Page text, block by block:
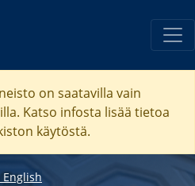
on saatavilla vain
Katso infosta lisää tietoa
käytöstä.
English